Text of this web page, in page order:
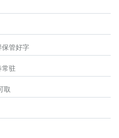
管好字
驻
取